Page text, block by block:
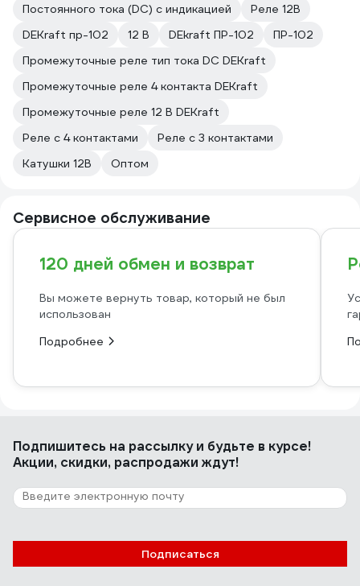
Постоянного тока (DC) с индикацией
Реле 12В
DEKraft пр-102
12 В DEkraft ПР-102
ПР-102
Промежуточные реле тип тока DC DEKraft
Промежуточные реле 4 контакта DEKraft
Промежуточные реле 12 В DEKraft
Реле с 4 контактами
Реле с 3 контактами
Катушки 12В
Оптом
Сервисное обслуживание
120 дней обмен и возврат
Вы можете вернуть товар, который не был
использован
Подробнее
Подпишитесь на рассылкуи будьте в курсе!
Акции, скидки, распродажи ждут!
Подписаться